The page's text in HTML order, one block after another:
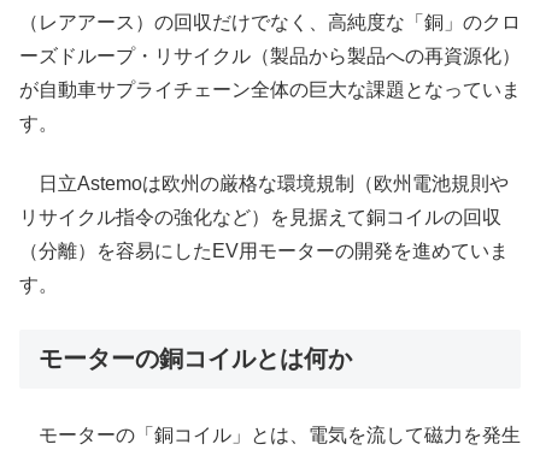
（レアアース）の回収だけでなく、高純度な「銅」のクロ
ーズドループ・リサイクル（製品から製品への再資源化）
が自動車サプライチェーン全体の巨大な課題となっていま
す。
日立Astemoは欧州の厳格な環境規制（欧州電池規則や
リサイクル指令の強化など）を見据えて銅コイルの回収
（分離）を容易にしたEV用モーターの開発を進めていま
す。
モーターの銅コイルとは何か
モーターの「銅コイル」とは、電気を流して磁力を発生